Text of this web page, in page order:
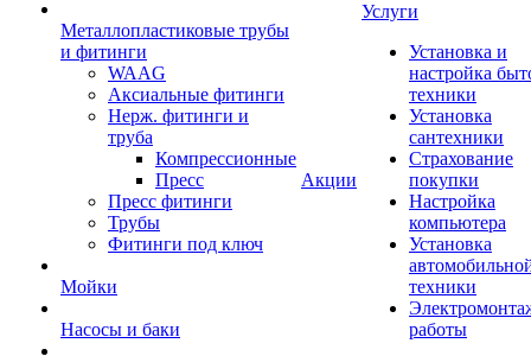
Металлопластиковые трубы
и фитинги
WAAG
Аксиальные фитинги
Нерж. фитинги и
труба
Компрессионные
Пресс
Пресс фитинги
Трубы
Фитинги под ключ
Мойки
Насосы и баки
Акции
Услуги
Установка и
настройка
техники
Установка
сантехники
Страхование
покупки
Настройка
компьютера
Установка
техники
работы